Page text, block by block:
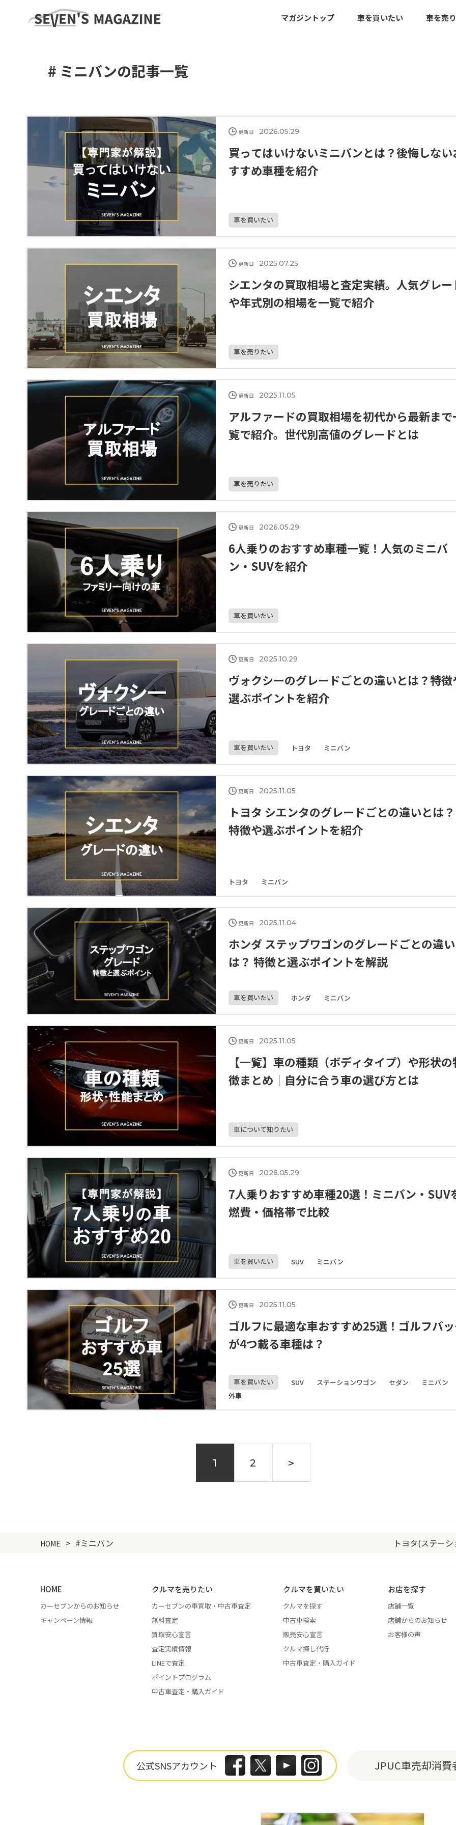
マガジントップ 車を買いたい 車を売
# ミニバンの記事一覧
更新日 2026.05.29
買ってはいけないミニバンとは？後悔しない
すすめ車種を紹介
車を買いたい
更新日 2025.07.25
シエンタの買取相場と査定実績。人気グレー
や年式別の相場を一覧で紹介
車を売りたい
更新日 2025.11.05
アルファードの買取相場を初代から最新まで
覧で紹介。世代別高値のグレードとは
車を売りたい
更新日 2026.05.29
6人乗りのおすすめ車種一覧！人気のミニバ
ン・SUVを紹介
車を買いたい
更新日 2025.10.29
ヴォクシーのグレードごとの違いとは？特徴
選ぶポイントを紹介
車を買いたい トヨタ ミニバン
更新日 2025.11.05
トヨタ シエンタのグレードごとの違いとは？
特徴や選ぶポイントを紹介
トヨタ ミニバン
更新日 2025.11.04
ホンダ ステップワゴンのグレードごとの違い
は？ 特徴と選ぶポイントを解説
車を買いたい ホンダ ミニバン
更新日 2025.11.05
【一覧】車の種類（ボディタイプ）や形状の
徴まとめ｜自分に合う車の選び方とは
車について知りたい
更新日 2026.05.29
7人乗りおすすめ車種20選！ミニバン・SUV
燃費・価格帯で比較
車を買いたい SUV ミニバン
更新日 2025.11.05
ゴルフに最適な車おすすめ25選！ゴルフバ
が4つ載る車種は？
車を買いたい SUV ステーションワゴン セダン
ミニバン
外車
1 2 >
HOME #ミニバン トヨタ(ステー
HOME
カーセブンからのお知らせ
キャンペーン情報
クルマを売りたい
カーセブンの車買取・中古車査定
無料査定
買取安心宣言
査定実績情報
LINEで査定
ポイントプログラム
中古車査定・購入ガイド
クルマを買いたい
クルマを探す
中古車検索
販売安心宣言
クルマ探し代行
中古車査定・購入ガイド
お店を探す
店舗一覧
店舗からのお知らせ
お客様の声
公式SNSアカウント JPUC車売却消